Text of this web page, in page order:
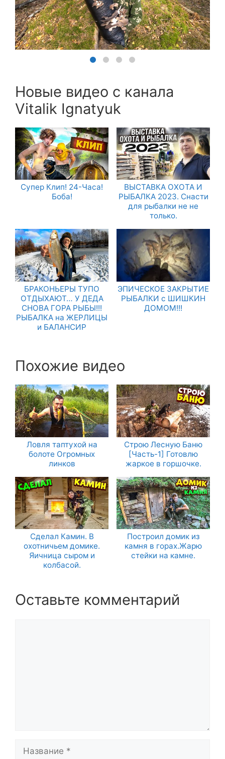
Новые видео с канала
Vitalik Ignatyuk
Супер Клип! 24-Часа!
Боба!
ВЫСТАВКА ОХОТА И
РЫБАЛКА 2023. Снасти
для рыбалки не не
только.
БРАКОНЬЕРЫ ТУПО
ОТДЫХАЮТ… У ДЕДА
СНОВА ГОРА РЫБЫ!!!
РЫБАЛКА на ЖЕРЛИЦЫ
и БАЛАНСИР
ЭПИЧЕСКОЕ ЗАКРЫТИЕ
РЫБАЛКИ с ШИШКИН
ДОМОМ!!!
Похожие видео
Ловля таптухой на
болоте Огромных
линков
Строю Лесную Баню
[Часть-1] Готовлю
жаркое в горшочке.
Сделал Камин. В
охотничьем домике.
Яичница сыром и
колбасой.
Построил домик из
камня в горах.Жарю
стейки на камне.
Оставьте комментарий